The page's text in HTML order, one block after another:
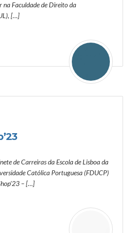
na Faculdade de Direito da
[…]
de Carreiras da Escola de Lisboa da
Católica Portuguesa (FDUCP)
– […]